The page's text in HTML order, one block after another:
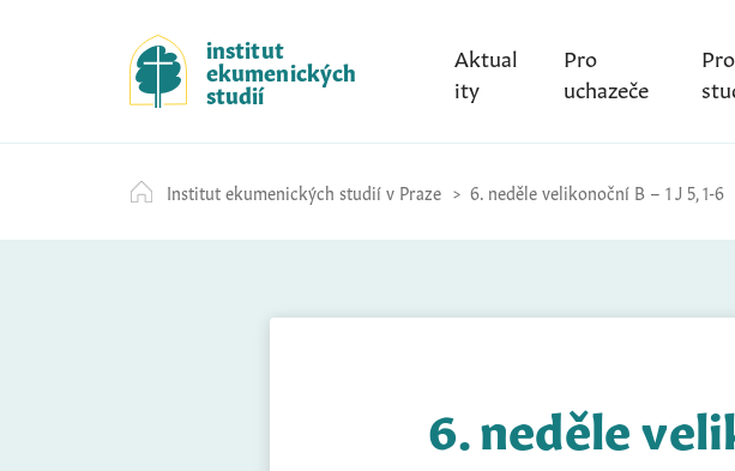
k
i
p
t
c
o
institut
ekumenických
studií
Aktual
ity
Pro
uchazeče
Pro
Institut ekumenických studií v Praze 6. neděle velikonoční B – 1 J 5, 1-6
6. neděle